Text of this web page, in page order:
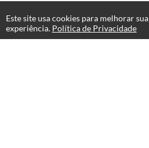
Este site usa cookies para melhorar sua
experiência. Política de Privacidade